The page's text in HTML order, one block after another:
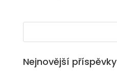
Nejnovější příspěvky